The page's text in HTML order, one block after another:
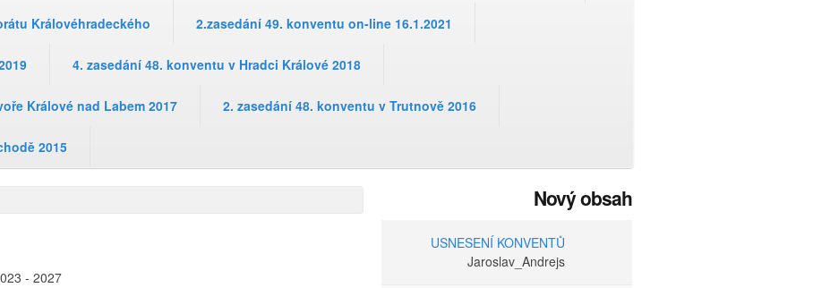
Královéhradeckého 2.zasedání 49. konventu on-line 16.1.2021
4. zasedání 48. konventu v Hradci Králové 2018
Králové nad Labem 2017 2. zasedání 48. konventu v Trutnově 2016
2015
- 2027
Nový obsah
USNESENÍ KONVENTŮ
Jaroslav_Andrejs